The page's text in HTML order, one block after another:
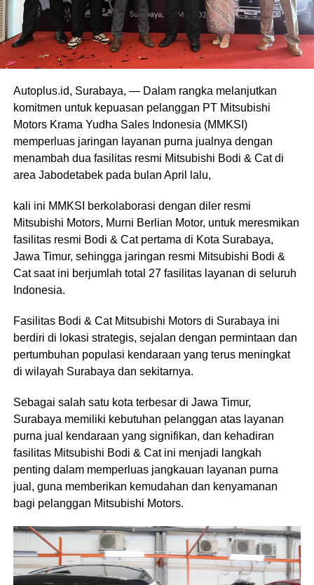
Autoplus.id, Surabaya, — Dalam rangka melanjutkan
komitmen untuk kepuasan pelanggan PT Mitsubishi
Motors Krama Yudha Sales Indonesia (MMKSI)
memperluas jaringan layanan purna jualnya dengan
menambah dua fasilitas resmi Mitsubishi Bodi & Cat di
area Jabodetabek pada bulan April lalu,
kali ini MMKSI berkolaborasi dengan diler resmi
Mitsubishi Motors, Murni Berlian Motor, untuk meresmikan
fasilitas resmi Bodi & Cat pertama di Kota Surabaya,
Jawa Timur, sehingga jaringan resmi Mitsubishi Bodi &
Cat saat ini berjumlah total 27 fasilitas layanan di seluruh
Indonesia.
Fasilitas Bodi & Cat Mitsubishi Motors di Surabaya ini
berdiri di lokasi strategis, sejalan dengan permintaan dan
pertumbuhan populasi kendaraan yang terus meningkat
di wilayah Surabaya dan sekitarnya.
Sebagai salah satu kota terbesar di Jawa Timur,
Surabaya memiliki kebutuhan pelanggan atas layanan
purna jual kendaraan yang signifikan, dan kehadiran
fasilitas Mitsubishi Bodi & Cat ini menjadi langkah
penting dalam memperluas jangkauan layanan purna
jual, guna memberikan kemudahan dan kenyamanan
bagi pelanggan Mitsubishi Motors.